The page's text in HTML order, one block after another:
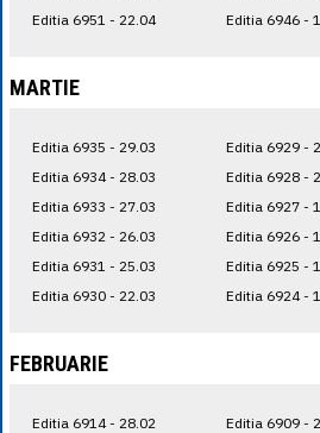
Editia 6951 - 22.04
Editia 6946 -
MARTIE
Editia 6935 - 29.03
Editia 6934 - 28.03
Editia 6933 - 27.03
Editia 6932 - 26.03
Editia 6931 - 25.03
Editia 6930 - 22.03
Editia 6929 -
Editia 6928 -
Editia 6927 -
Editia 6926 -
Editia 6925 -
Editia 6924 -
FEBRUARIE
Editia 6914 - 28.02
Editia 6909 -